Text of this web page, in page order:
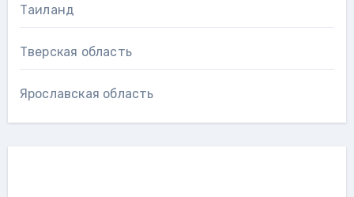
Таиланд
Тверская область
Ярославская область